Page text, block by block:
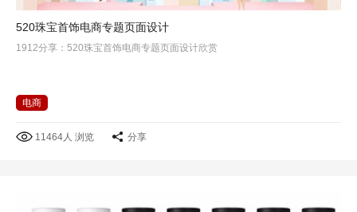
520珠宝首饰电商专题页面设计
1912分享：520珠宝首饰电商专题页面设计欣赏
电商
11464人 浏览 分享